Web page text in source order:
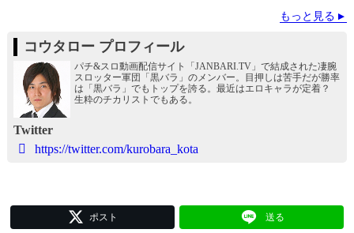
もっと見る
コウタロー プロフィール
パチ&スロ動画配信サイト「JANBARI.TV」で結成された凄腕
スロッター軍団「黒バラ」のメンバー。目押しは苦手だが勝率
は「黒バラ」でもトップを誇る。最近はエロキャラが定着？
生粋のチカリストでもある。
Twitter
https://twitter.com/kurobara_kota
ポスト 送る